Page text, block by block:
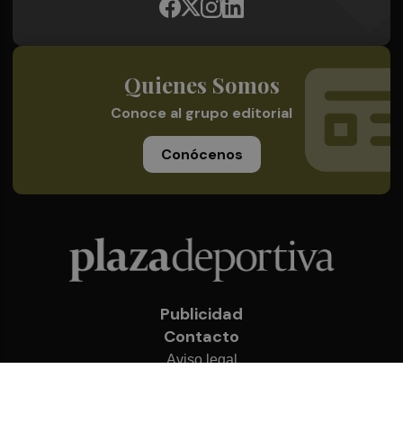
Quienes Somos
Conoce al grupo editorial
Conócenos
Publicidad
Contacto
Aviso legal